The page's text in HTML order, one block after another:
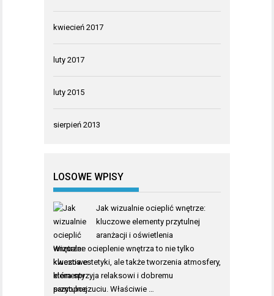
kwiecień 2017
luty 2017
luty 2015
sierpień 2013
LOSOWE WPISY
Jak wizualnie ocieplić wnętrze:
kluczowe elementy przytulnej
aranżacji i oświetlenia
Wizualne ocieplenie wnętrza to nie tylko
kwestia estetyki, ale także tworzenia atmosfery,
która sprzyja relaksowi i dobremu
samopoczuciu. Właściwie …